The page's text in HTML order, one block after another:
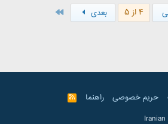
4 از 5 بعدی
حریم خصوصی راهنما
R
S
Iranian